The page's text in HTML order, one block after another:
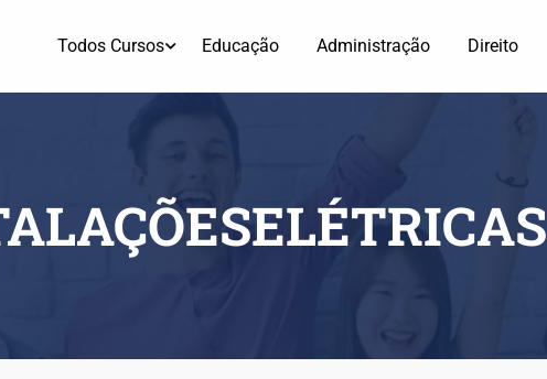
Todos Cursos Educação Administração Direito